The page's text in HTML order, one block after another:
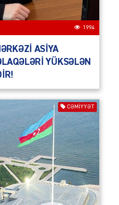
1994
ASİYA
YÜKSƏLƏN
CƏMIYYƏT